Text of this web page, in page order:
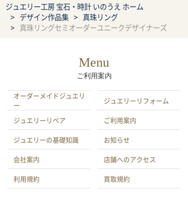
ジュエリー工房 宝石・時計 いのうえ ホーム
デザイン作品集
真珠リング
真珠リングセミオーダーユニークデザイナーズ
Menu
ご利用案内
オーダーメイドジュエリ
ー
ジュエリーリフォーム
ジュエリーリペア ご利用案内
ジュエリーの基礎知識 お知らせ
会社案内 店舗へのアクセス
利用規約 買取規約